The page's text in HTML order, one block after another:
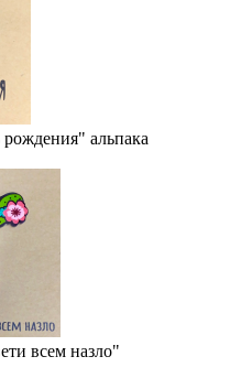
альпака
всем назло"